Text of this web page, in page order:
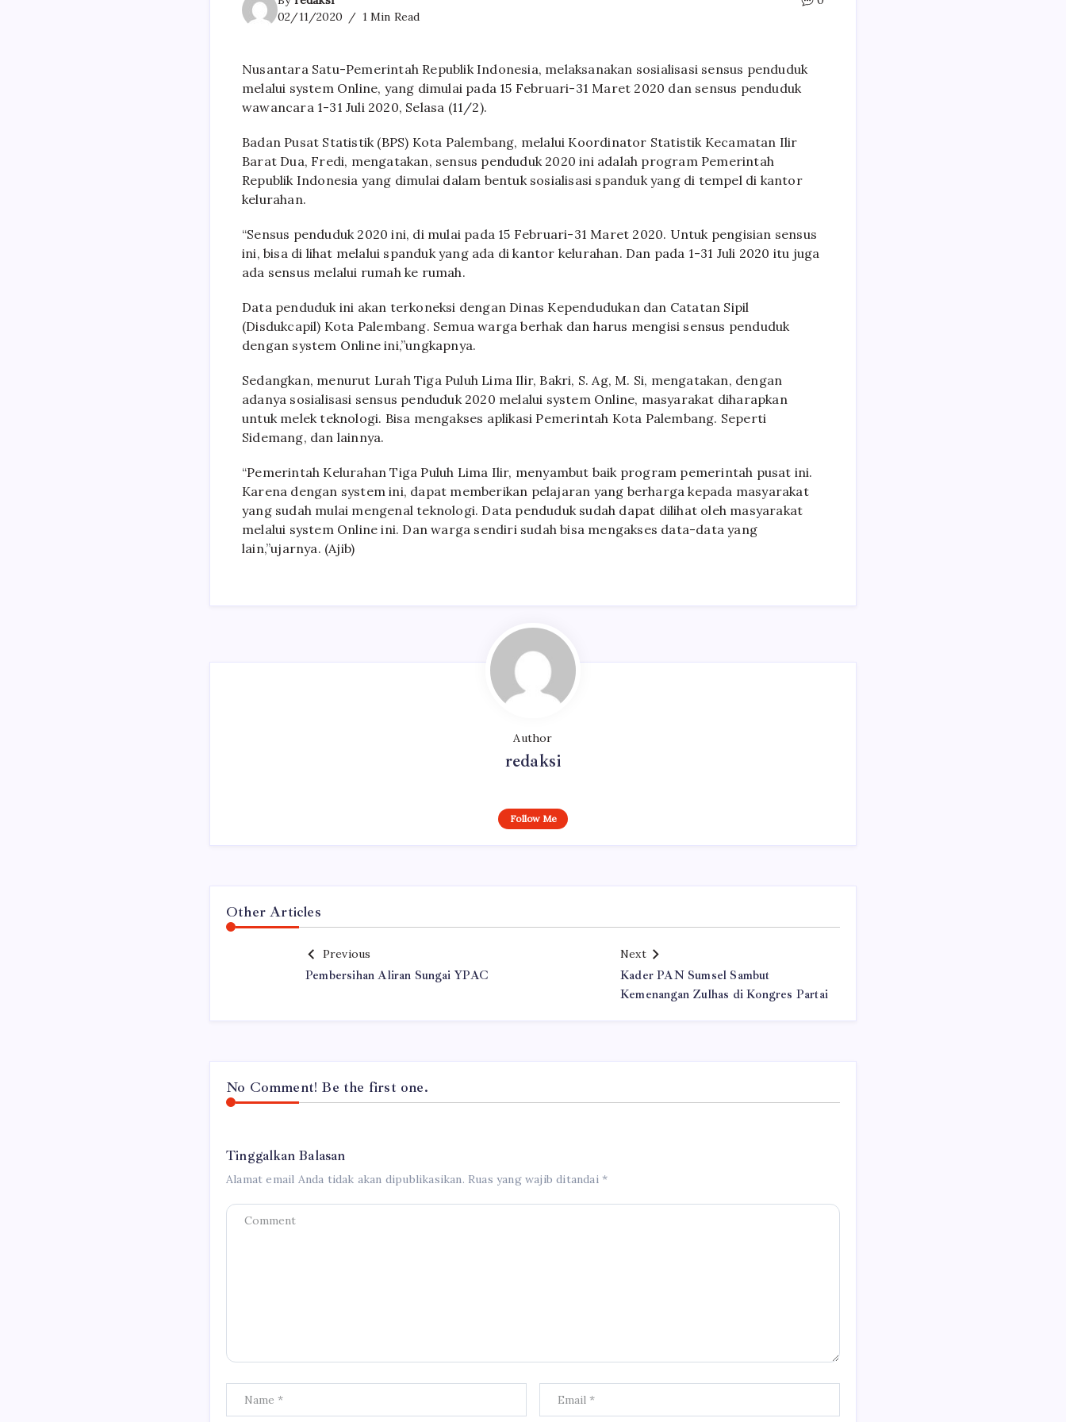
02/11/2020
1 Min Read
Nusantara Satu-Pemerintah Republik Indonesia, melaksanakan sosialisasi sensus penduduk
melalui system Online, yang dimulai pada 15 Februari-31 Maret 2020 dan sensus penduduk
wawancara 1-31 Juli 2020, Selasa (11/2).
Badan Pusat Statistik (BPS) Kota Palembang, melalui Koordinator Statistik Kecamatan Ilir
Barat Dua, Fredi, mengatakan, sensus penduduk 2020 ini adalah program Pemerintah
Republik Indonesia yang dimulai dalam bentuk sosialisasi spanduk yang di tempel di kantor
kelurahan.
“Sensus penduduk 2020 ini, di mulai pada 15 Februari-31 Maret 2020. Untuk pengisian sensus
ini, bisa di lihat melalui spanduk yang ada di kantor kelurahan. Dan pada 1-31 Juli 2020 itu juga
ada sensus melalui rumah ke rumah.
Data penduduk ini akan terkoneksi dengan Dinas Kependudukan dan Catatan Sipil
(Disdukcapil) Kota Palembang. Semua warga berhak dan harus mengisi sensus penduduk
dengan system Online ini,”ungkapnya.
Sedangkan, menurut Lurah Tiga Puluh Lima Ilir, Bakri, S. Ag, M. Si, mengatakan, dengan
adanya sosialisasi sensus penduduk 2020 melalui system Online, masyarakat diharapkan
untuk melek teknologi. Bisa mengakses aplikasi Pemerintah Kota Palembang. Seperti
Sidemang, dan lainnya.
“Pemerintah Kelurahan Tiga Puluh Lima Ilir, menyambut baik program pemerintah pusat ini.
Karena dengan system ini, dapat memberikan pelajaran yang berharga kepada masyarakat
yang sudah mulai mengenal teknologi. Data penduduk sudah dapat dilihat oleh masyarakat
melalui system Online ini. Dan warga sendiri sudah bisa mengakses data-data yang
lain,”ujarnya. (Ajib)
Author
redaksi
Follow Me
Other Articles
Previous
Pembersihan Aliran Sungai YPAC
Next
Kader PAN Sumsel Sambut
Kemenangan Zulhas di Kongres Partai
No Comment! Be the first one.
Tinggalkan Balasan
Alamat email Anda tidak akan dipublikasikan. Ruas yang wajib ditandai*